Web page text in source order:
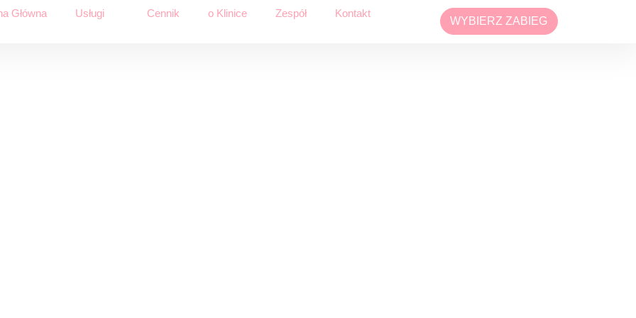
Główna Usługi Cennik o Klinice Zespół Kontakt
WYBIERZ ZABIEG